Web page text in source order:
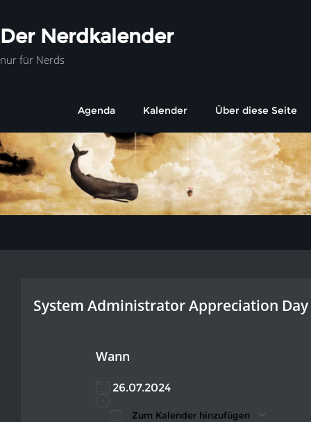
Der Nerdkalender
nur für Nerds
Agenda Kalender Über diese Seite
System Administrator Appreciation Day
Wann
26.07.2024
Zum Kalender hinzufügen